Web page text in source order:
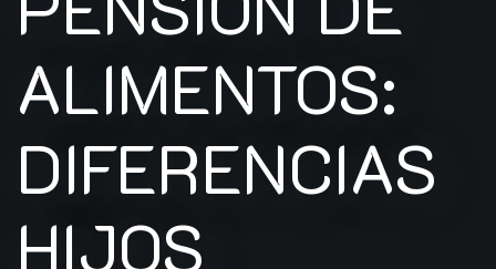
ALIMENTOS:
DIFERENCIAS
HIJOS